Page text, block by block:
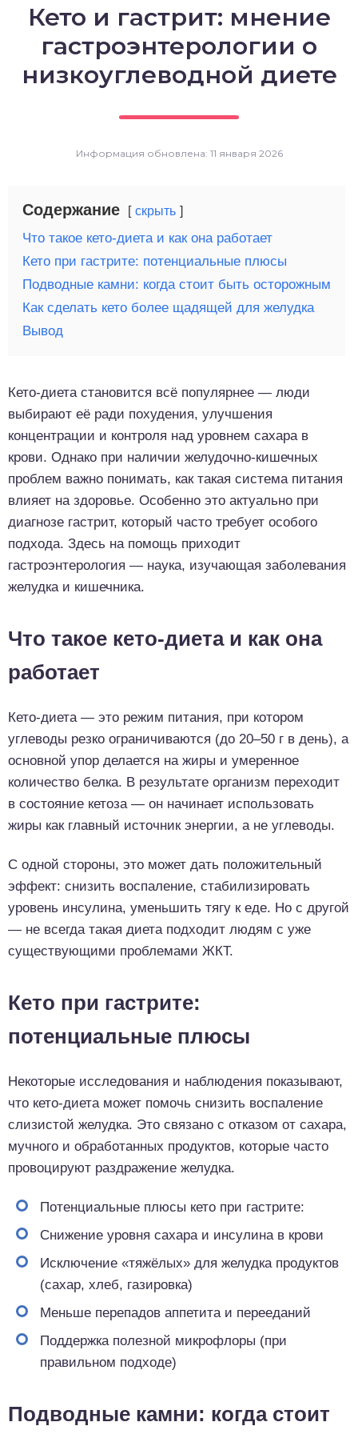
Кето и гастрит: мнение
гастроэнтерологии о
низкоуглеводной диете
Информация обновлена: 11 января 2026
Содержание скрыть
Что такое кето-диета и как она работает
Кето при гастрите: потенциальные плюсы
Подводные камни: когда стоит быть осторожным
Как сделать кето более щадящей для желудка
Вывод
Кето-диета становится всё популярнее — люди
выбирают её ради похудения, улучшения
концентрации и контроля над уровнем сахара в
крови. Однако при наличии желудочно-кишечных
проблем важно понимать, как такая система питания
влияет на здоровье. Особенно это актуально при
диагнозе гастрит, который часто требует особого
подхода. Здесь на помощь приходит
гастроэнтерология — наука, изучающая заболевания
желудка и кишечника.
Что такое кето-диета и как она
работает
Кето-диета — это режим питания, при котором
углеводы резко ограничиваются (до 20–50 г в день), а
основной упор делается на жиры и умеренное
количество белка. В результате организм переходит
в состояние кетоза — он начинает использовать
жиры как главный источник энергии, а не углеводы.
С одной стороны, это может дать положительный
эффект: снизить воспаление, стабилизировать
уровень инсулина, уменьшить тягу к еде. Но с другой
— не всегда такая диета подходит людям с уже
существующими проблемами ЖКТ.
Кето при гастрите:
потенциальные плюсы
Некоторые исследования и наблюдения показывают,
что кето-диета может помочь снизить воспаление
слизистой желудка. Это связано с отказом от сахара,
мучного и обработанных продуктов, которые часто
провоцируют раздражение желудка.
Потенциальные плюсы кето при гастрите:
Снижение уровня сахара и инсулина в крови
Исключение «тяжёлых» для желудка продуктов
(сахар, хлеб, газировка)
Меньше перепадов аппетита и перееданий
Поддержка полезной микрофлоры (при
правильном подходе)
Подводные камни: когда стоит
выпечка